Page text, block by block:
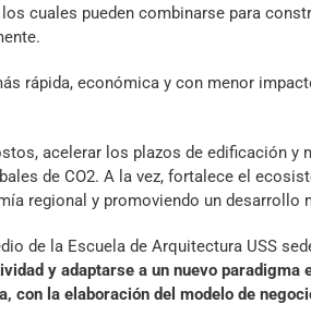
cuales pueden combinarse para
rápida, económica y con menor
acelerar los plazos de edificación
de CO2. A la vez, fortalece el
regional y promoviendo un desarrollo
de la Escuela de Arquitectura USS
y adaptarse a un nuevo
con la elaboración del modelo de